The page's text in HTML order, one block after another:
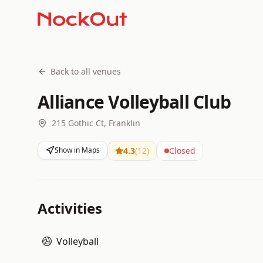
Back to all venues
Alliance Volleyball Club
215 Gothic Ct, Franklin
Show in Maps 4.3(12) Closed
Activities
Volleyball